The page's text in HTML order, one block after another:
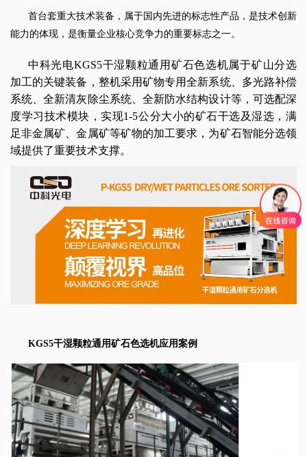
首台套重大技术装备，属于国内先进的标志性产品，是技术创新
能力的体现，是衡量企业核心竞争力的重要标志之一。
中科光电KGS5干湿颗粒通用矿石色选机属于矿山分选
加工的关键装备，整机采用矿物专用全新系统、多光路补偿
系统、全新清灰除尘系统、全新防水结构设计等，可选配深
度学习技术模块，实现1-5公分大小的矿石干选及湿选，满
足非金属矿、金属矿等矿物的加工要求，为矿石智能分选领
域提供了重要技术支撑。
KGS5干湿颗粒通用矿石色选机应用案例